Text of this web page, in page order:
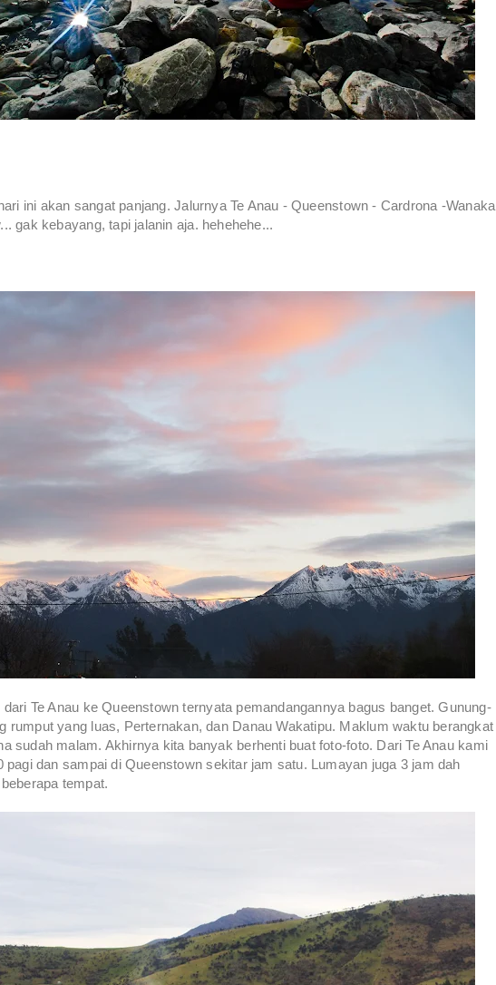
ini akan sangat panjang. Jalurnya Te Anau - Queenstown - Cardrona -Wanaka
gak kebayang, tapi jalanin aja. hehehehe...
dari Te Anau ke Queenstown ternyata pemandangannya bagus banget. Gunung-
rumput yang luas, Perternakan, dan Danau Wakatipu. Maklum waktu berangkat
sudah malam. Akhirnya kita banyak berhenti buat foto-foto. Dari Te Anau kami
pagi dan sampai di Queenstown sekitar jam satu. Lumayan juga 3 jam dah
tempat.